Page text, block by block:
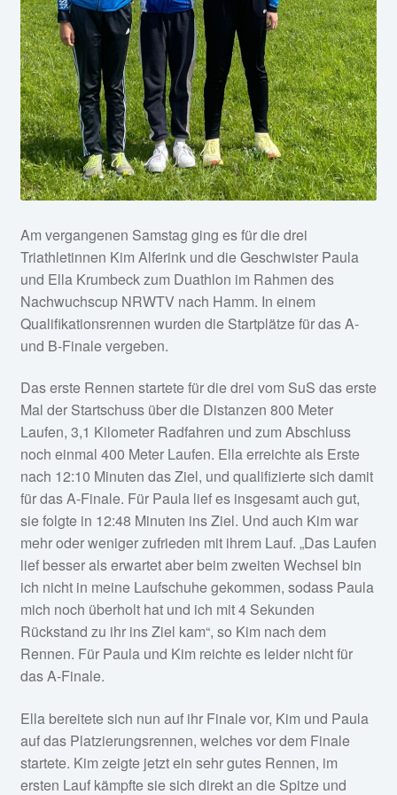
Am vergangenen Samstag ging es für die drei
Triathletinnen Kim Alferink und die Geschwister Paula
und Ella Krumbeck zum Duathlon im Rahmen des
Nachwuchscup NRWTV nach Hamm. In einem
Qualifikationsrennen wurden die Startplätze für das A-
und B-Finale vergeben.
Das erste Rennen startete für die drei vom SuS das erste
Mal der Startschuss über die Distanzen 800 Meter
Laufen, 3,1 Kilometer Radfahren und zum Abschluss
noch einmal 400 Meter Laufen. Ella erreichte als Erste
nach 12:10 Minuten das Ziel, und qualifizierte sich damit
für das A-Finale. Für Paula lief es insgesamt auch gut,
sie folgte in 12:48 Minuten ins Ziel. Und auch Kim war
mehr oder weniger zufrieden mit ihrem Lauf. „Das Laufen
lief besser als erwartet aber beim zweiten Wechsel bin
ich nicht in meine Laufschuhe gekommen, sodass Paula
mich noch überholt hat und ich mit 4 Sekunden
Rückstand zu ihr ins Ziel kam“, so Kim nach dem
Rennen. Für Paula und Kim reichte es leider nicht für
das A-Finale.
Ella bereitete sich nun auf ihr Finale vor, Kim und Paula
auf das Platzierungsrennen, welches vor dem Finale
startete. Kim zeigte jetzt ein sehr gutes Rennen, im
ersten Lauf kämpfte sie sich direkt an die Spitze und